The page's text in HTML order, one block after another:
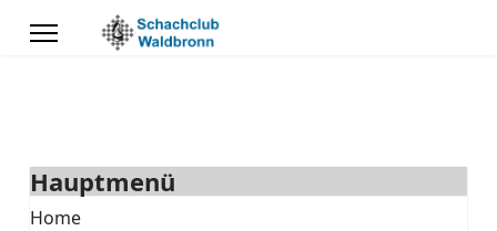
Hauptmenü
Home